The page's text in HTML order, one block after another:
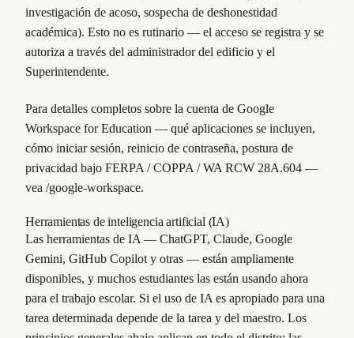
investigación de acoso, sospecha de deshonestidad
académica). Esto no es rutinario — el acceso se registra y se
autoriza a través del administrador del edificio y el
Superintendente.
Para detalles completos sobre la cuenta de Google
Workspace for Education — qué aplicaciones se incluyen,
cómo iniciar sesión, reinicio de contraseña, postura de
privacidad bajo FERPA / COPPA / WA RCW 28A.604 —
vea /google-workspace.
Herramientas de inteligencia artificial (IA)
Las herramientas de IA — ChatGPT, Claude, Google
Gemini, GitHub Copilot y otras — están ampliamente
disponibles, y muchos estudiantes las están usando ahora
para el trabajo escolar. Si el uso de IA es apropiado para una
tarea determinada depende de la tarea y del maestro. Los